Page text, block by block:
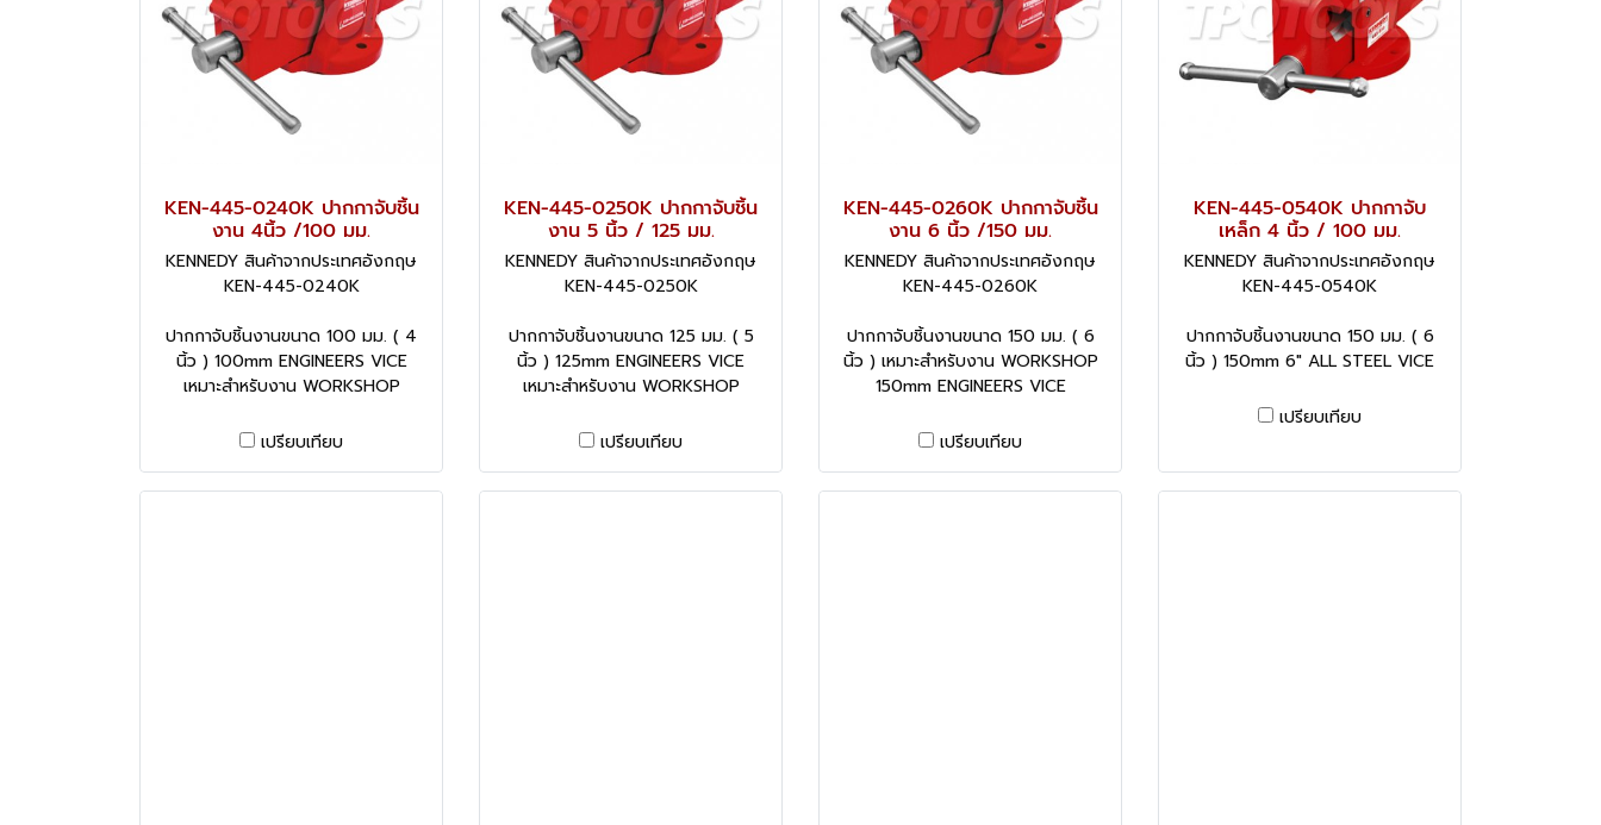
KEN-445-0240K ปากกาจับชิ้น
งาน 4นิ้ว /100 มม.
KENNEDY สินค้าจากประเทศอังกฤษ
KEN-445-0240K
ปากกาจับชิ้นงานขนาด 100 มม. ( 4
นิ้ว ) 100mm ENGINEERS VICE
เหมาะสำหรับงาน WORKSHOP
เปรียบเทียบ
KEN-445-0250K ปากกาจับชิ้น
งาน 5 นิ้ว / 125 มม.
KENNEDY สินค้าจากประเทศอังกฤษ
KEN-445-0250K
ปากกาจับชิ้นงานขนาด 125 มม. ( 5
นิ้ว ) 125mm ENGINEERS VICE
เหมาะสำหรับงาน WORKSHOP
เปรียบเทียบ
KEN-445-0260K ปากกาจับชิ้น
งาน 6 นิ้ว /150 มม.
KENNEDY สินค้าจากประเทศอังกฤษ
KEN-445-0260K
ปากกาจับชิ้นงานขนาด 150 มม. ( 6
นิ้ว ) เหมาะสำหรับงาน WORKSHOP
150mm ENGINEERS VICE
เปรียบเทียบ
KEN-445-0540K ปากกาจับ
เหล็ก 4 นิ้ว / 100 มม.
KENNEDY สินค้าจากประเทศอังกฤษ
KEN-445-0540K
ปากกาจับชิ้นงานขนาด 150 มม. ( 6
นิ้ว ) 150mm 6" ALL STEEL VICE
เปรียบเทียบ